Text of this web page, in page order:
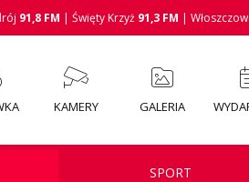
91,8 FM | Święty Krzyż 91,3 FM |
KAMERY GALERIA
SPORT